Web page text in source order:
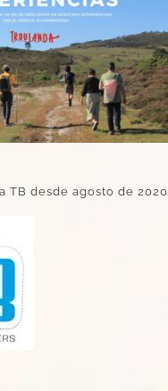
TB desde agosto de 2020